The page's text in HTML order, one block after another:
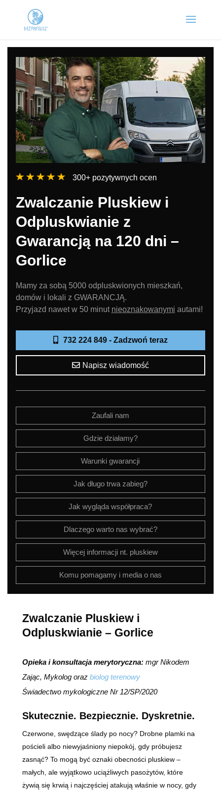
300+ pozytywnych ocen
Zwalczanie Pluskiew i
Odpluskwianie z
Gwarancją na 120 dni –
Gorlice
Mamy za sobą 5000 odpluskwionych mieszkań,
domów i lokali z GWARANCJĄ.
Przyjazd nawet w 50 minut nieoznakowanymi autami!
732 224 849 - Zadzwoń teraz
Napisz wiadomość
Zaufali nam
Gdzie działamy?
Warunki gwarancji
Jak długo trwa zabieg?
Jak wygląda współpraca?
Dlaczego warto nas wybrać?
Więcej informacji nt. pluskiew
Komu pomagamy i media o nas
Zwalczanie Pluskiew i
Odpluskwianie – Gorlice
Opieka i konsultacja merytoryczna:mgr Nikodem
Zając, Mykolog oraz biolog terenowy
Świadectwo mykologiczne Nr 12/SP/2020
Skutecznie. Bezpiecznie. Dyskretnie.
Czerwone, swędzące ślady po nocy? Drobne plamki na
pościeli albo niewyjaśniony niepokój, gdy próbujesz
zasnąć? To mogą być oznaki obecności pluskiew –
małych, ale wyjątkowo uciążliwych pasożytów, które
żywią się krwią i najczęściej atakują właśnie w nocy, gdy